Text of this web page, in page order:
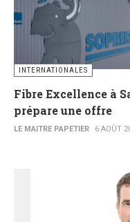
INTERNATIONALES
Fibre Excellence à
prépare une offre
LE MAITRE PAPETIER 6 AOÛT